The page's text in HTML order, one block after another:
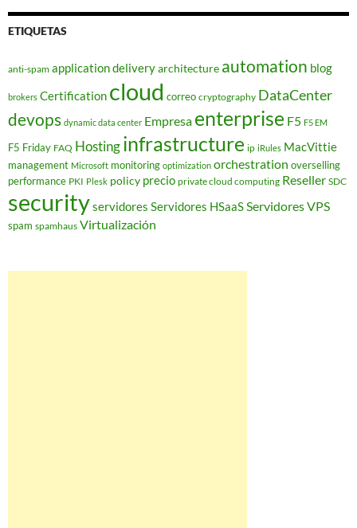
ETIQUETAS
anti-spam application deliveryarchitecture automation blog
brokers Certification cloud correo cryptography DataCenter
devops dynamic data center Empresa enterprise F5 F5 EM
F5 Friday FAQ Hostinginfrastructure ip iRules MacVittie
management Microsoft monitoring optimization orchestration overselling
performance PKI Plesk policy precio private cloud computing Reseller SDC
securityservidores Servidores HSaaSServidores VPS
spam spamhaus Virtualización